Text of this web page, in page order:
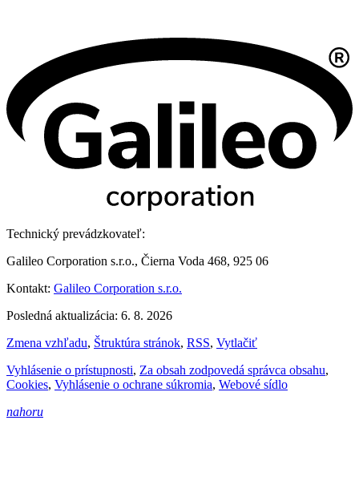
Technický prevádzkovateľ:
Galileo Corporation s.r.o., Čierna Voda 468, 925 06
Kontakt: Galileo Corporation s.r.o.
Posledná aktualizácia: 6. 8. 2026
Zmena vzhľadu, Štruktúra stránok, RSS, Vytlačiť
Vyhlásenie o prístupnosti, Za obsah zodpovedá správca obsahu,
Cookies, Vyhlásenie o ochrane súkromia, Webové sídlo
nahoru